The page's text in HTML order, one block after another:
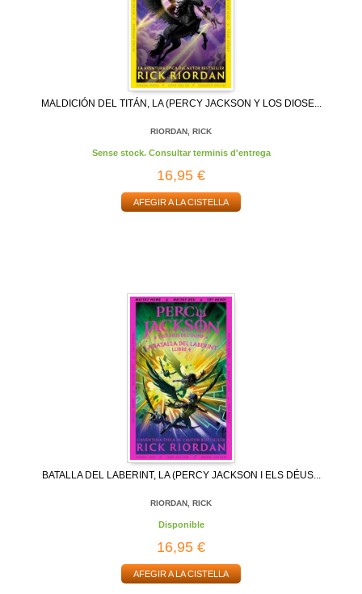
MALDICIÓN DEL TITÁN, LA (PERCY JACKSON Y LOS DIOSE...
RIORDAN, RICK
Sense stock. Consultar terminis d'entrega
16,95 €
AFEGIR A LA CISTELLA
BATALLA DEL LABERINT, LA (PERCY JACKSON I ELS DÉUS...
RIORDAN, RICK
Disponible
16,95 €
AFEGIR A LA CISTELLA